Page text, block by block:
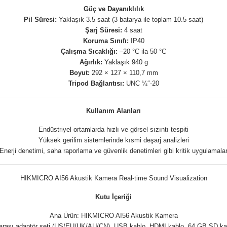
Güç ve Dayanıklılık
Pil Süresi: Yaklaşık 3.5 saat (3 batarya ile toplam 10.5 saat)
Şarj Süresi: 4 saat
Koruma Sınıfı: IP40
Çalışma Sıcaklığı: –20 °C ila 50 °C
Ağırlık: Yaklaşık 940 g
Boyut: 292 × 127 × 110,7 mm
Tripod Bağlantısı: UNC ¼″-20
Kullanım Alanları
Endüstriyel ortamlarda hızlı ve görsel sızıntı tespiti
Yüksek gerilim sistemlerinde kısmi deşarj analizleri
Enerji denetimi, saha raporlama ve güvenlik denetimleri gibi kritik uygulamalar
HIKMICRO AI56 Akustik Kamera Real-time Sound Visualization
Kutu İçeriği
Ana Ürün: HIKMICRO AI56 Akustik Kamera